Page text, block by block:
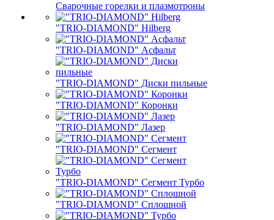
Сварочные горелки и плазмотроны
"TRIO-DIAMOND" Hilberg
"TRIO-DIAMOND" Асфальт
"TRIO-DIAMOND" Диски пильные
"TRIO-DIAMOND" Коронки
"TRIO-DIAMOND" Лазер
"TRIO-DIAMOND" Сегмент
"TRIO-DIAMOND" Сегмент Турбо
"TRIO-DIAMOND" Сплошной